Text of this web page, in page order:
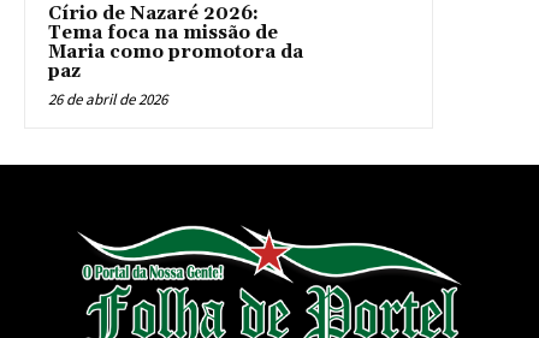
Círio de Nazaré 2026:
Tema foca na missão de
Maria como promotora da
paz
26 de abril de 2026